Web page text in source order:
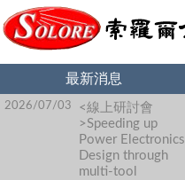
最新消息
2026/07/03
<線上研討會
>Speeding up
Power Electronics
Design through
multi-tool